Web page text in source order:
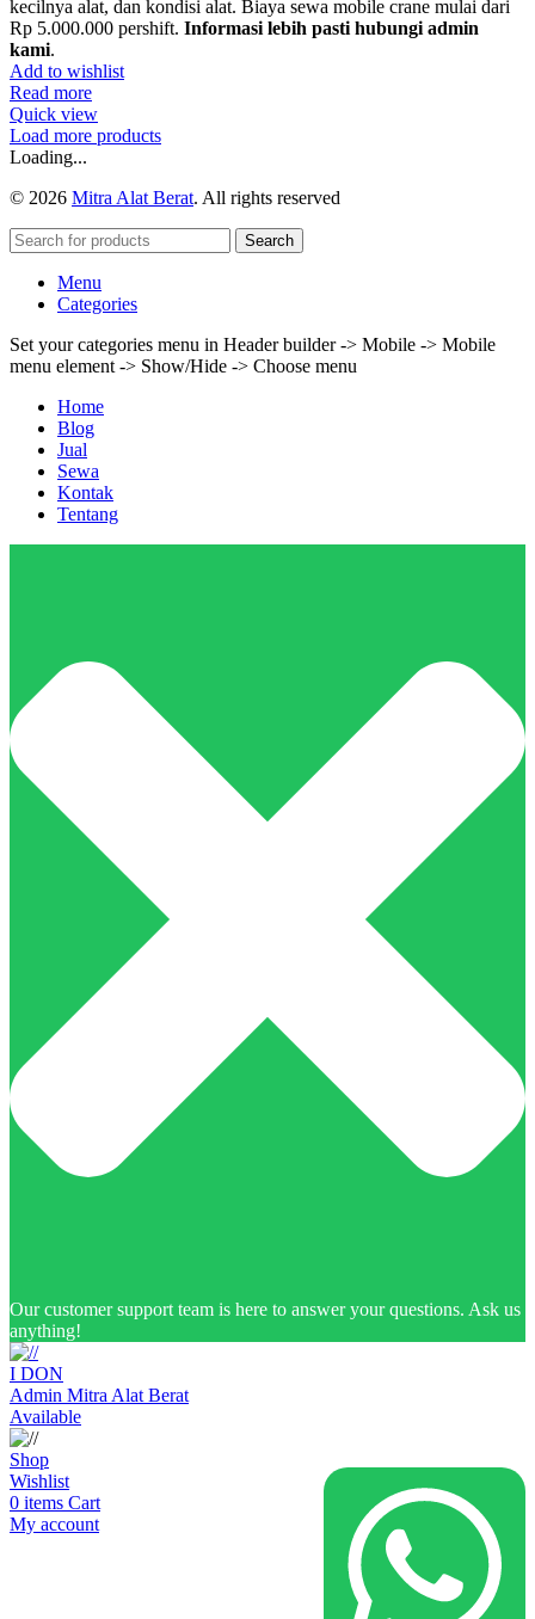
kecilnya alat, dan kondisi alat. Biaya sewa mobile crane mulai dari
Rp 5.000.000 pershift. Informasi lebih pasti hubungi admin
kami.
Add to wishlist
Read more
Quick view
Load more products
Loading...
© 2026 Mitra Alat Berat. All rights reserved
Search
Menu
Categories
Set your categories menu in Header builder -> Mobile -> Mobile
menu element -> Show/Hide -> Choose menu
Home
Blog
Jual
Sewa
Kontak
Tentang
Our customer support team is here to answer your questions. Ask us
anything!
I DON
Admin Mitra Alat Berat
Available
Shop
Wishlist
0 items Cart
My account